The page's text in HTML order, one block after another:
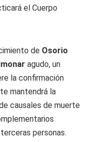
el Cuerpo
de Osorio
agudo, un
la confirmación
mantendrá la
causales de muerte
personas.